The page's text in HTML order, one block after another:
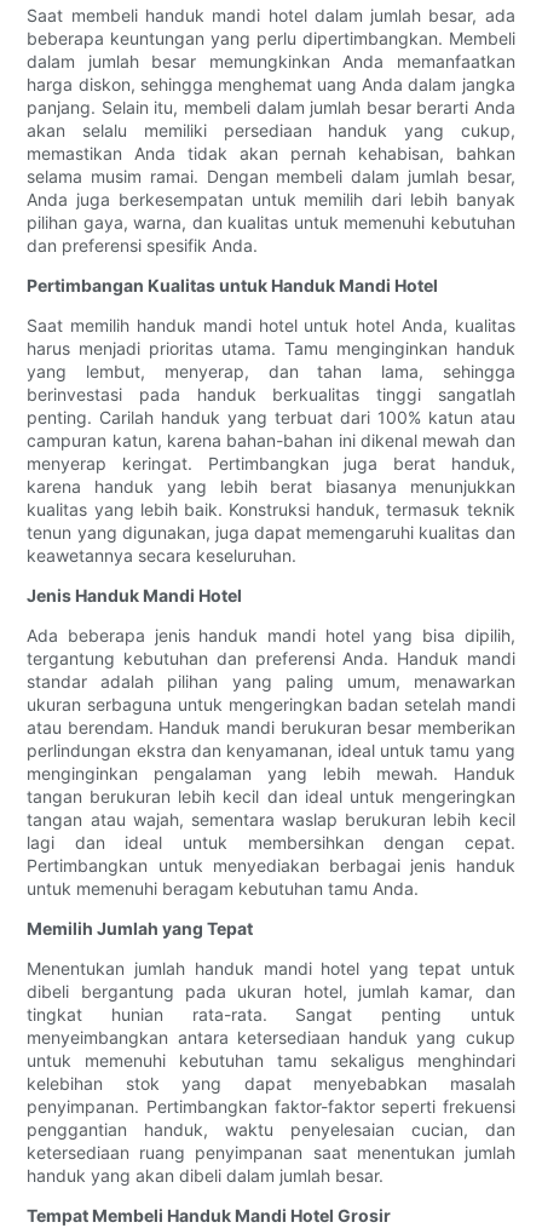
Saat membeli handuk mandi hotel dalam jumlah besar, ada
beberapa keuntungan yang perlu dipertimbangkan. Membeli
dalam jumlah besar memungkinkan Anda memanfaatkan
harga diskon, sehingga menghemat uang Anda dalam jangka
panjang. Selain itu, membeli dalam jumlah besar berarti Anda
akan selalu memiliki persediaan handuk yang cukup,
memastikan Anda tidak akan pernah kehabisan, bahkan
selama musim ramai. Dengan membeli dalam jumlah besar,
Anda juga berkesempatan untuk memilih dari lebih banyak
pilihan gaya, warna, dan kualitas untuk memenuhi kebutuhan
dan preferensi spesifik Anda.
Pertimbangan Kualitas untuk Handuk Mandi Hotel
Saat memilih handuk mandi hotel untuk hotel Anda, kualitas
harus menjadi prioritas utama. Tamu menginginkan handuk
yang lembut, menyerap, dan tahan lama, sehingga
berinvestasi pada handuk berkualitas tinggi sangatlah
penting. Carilah handuk yang terbuat dari 100% katun atau
campuran katun, karena bahan-bahan ini dikenal mewah dan
menyerap keringat. Pertimbangkan juga berat handuk,
karena handuk yang lebih berat biasanya menunjukkan
kualitas yang lebih baik. Konstruksi handuk, termasuk teknik
tenun yang digunakan, juga dapat memengaruhi kualitas dan
keawetannya secara keseluruhan.
Jenis Handuk Mandi Hotel
Ada beberapa jenis handuk mandi hotel yang bisa dipilih,
tergantung kebutuhan dan preferensi Anda. Handuk mandi
standar adalah pilihan yang paling umum, menawarkan
ukuran serbaguna untuk mengeringkan badan setelah mandi
atau berendam. Handuk mandi berukuran besar memberikan
perlindungan ekstra dan kenyamanan, ideal untuk tamu yang
menginginkan pengalaman yang lebih mewah. Handuk
tangan berukuran lebih kecil dan ideal untuk mengeringkan
tangan atau wajah, sementara waslap berukuran lebih kecil
lagi dan ideal untuk membersihkan dengan cepat.
Pertimbangkan untuk menyediakan berbagai jenis handuk
untuk memenuhi beragam kebutuhan tamu Anda.
Memilih Jumlah yang Tepat
Menentukan jumlah handuk mandi hotel yang tepat untuk
dibeli bergantung pada ukuran hotel, jumlah kamar, dan
tingkat hunian rata-rata. Sangat penting untuk
menyeimbangkan antara ketersediaan handuk yang cukup
untuk memenuhi kebutuhan tamu sekaligus menghindari
kelebihan stok yang dapat menyebabkan masalah
penyimpanan. Pertimbangkan faktor-faktor seperti frekuensi
penggantian handuk, waktu penyelesaian cucian, dan
ketersediaan ruang penyimpanan saat menentukan jumlah
handuk yang akan dibeli dalam jumlah besar.
Tempat Membeli Handuk Mandi Hotel Grosir